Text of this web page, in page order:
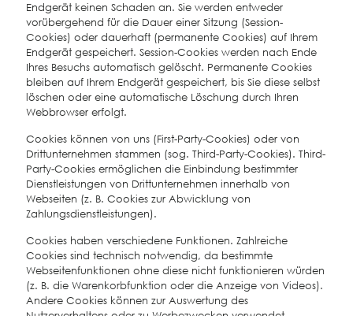
Endgerät keinen Schaden an. Sie werden entweder
vorübergehend für die Dauer einer Sitzung (Session-
Cookies) oder dauerhaft (permanente Cookies) auf Ihrem
Endgerät gespeichert. Session-Cookies werden nach Ende
Ihres Besuchs automatisch gelöscht. Permanente Cookies
bleiben auf Ihrem Endgerät gespeichert, bis Sie diese selbst
löschen oder eine automatische Löschung durch Ihren
Webbrowser erfolgt.
Cookies können von uns (First-Party-Cookies) oder von
Drittunternehmen stammen (sog. Third-Party-Cookies). Third-
Party-Cookies ermöglichen die Einbindung bestimmter
Dienstleistungen von Drittunternehmen innerhalb von
Webseiten (z. B. Cookies zur Abwicklung von
Zahlungsdienstleistungen).
Cookies haben verschiedene Funktionen. Zahlreiche
Cookies sind technisch notwendig, da bestimmte
Webseitenfunktionen ohne diese nicht funktionieren würden
(z. B. die Warenkorbfunktion oder die Anzeige von Videos).
Andere Cookies können zur Auswertung des